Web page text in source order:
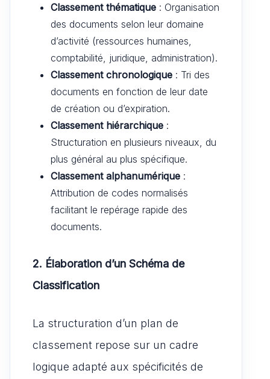
Classement thématique : Organisation
des documents selon leur domaine
d’activité (ressources humaines,
comptabilité, juridique, administration).
Classement chronologique : Tri des
documents en fonction de leur date
de création ou d’expiration.
Classement hiérarchique :
Structuration en plusieurs niveaux, du
plus général au plus spécifique.
Classement alphanumérique :
Attribution de codes normalisés
facilitant le repérage rapide des
documents.
2. Élaboration d’un Schéma de
Classification
La structuration d’un plan de
classement repose sur un cadre
logique adapté aux spécificités de